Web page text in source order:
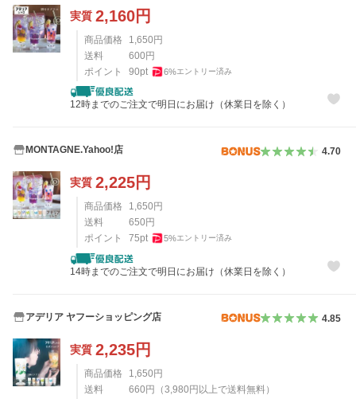
実質 2,160円
商品価格 1,650円
送料
600円
ポイント
90pt 6%エントリー済み
12時までのご注文で明日にお届け（休業日を除く）
MONTAGNE.Yahoo!店 4.70
実質 2,225円
商品価格 1,650 円
送料
650 円
ポイント
75pt 5%エントリー済み
14時までのご注文で明日にお届け（休業日を除く）
アデリア ヤフーショッピング店 4.85
実質 2,235円
商品価格 1,650円
送料
660円 （3,980円以上で送料無料）